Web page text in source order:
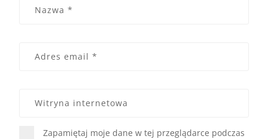
Zapamiętaj moje dane w tej przeglądarce podczas